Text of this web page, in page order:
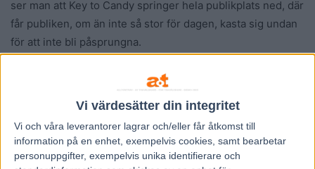
Vi värdesätter din integritet
Vi och våra leverantorer lagrar och/eller får åtkomst till
information på en enhet, exempelvis cookies, samt bearbetar
personuppgifter, exempelvis unika identifierare och
ser man att Key to Candy springer hela publikplats ned, där
får publiken, om än inte så stor för dagen, kasta sig undan
för att inte bli påsprungna.
– Hästen sprang hela publikplatsen ned. Först förbi den
restaurangen, genom rutan, men vände och sprang mot
stallområdet. Det var riktig dramatik, säger spelexperten
Öivind Gröstad som blev vittne till händelsen via